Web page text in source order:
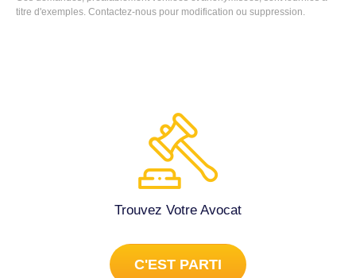
titre d'exemples. Contactez-nous pour modification ou suppression.
Trouvez Votre Avocat
C'EST PARTI